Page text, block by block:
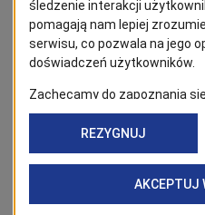
Автобуси маршрутів №61
курсуватимуть між
вокзал (Овочева)» і
Обслуговуватимуться
(зокрема зупинка
трамвайних коліях,
«Посейдона», №10832)